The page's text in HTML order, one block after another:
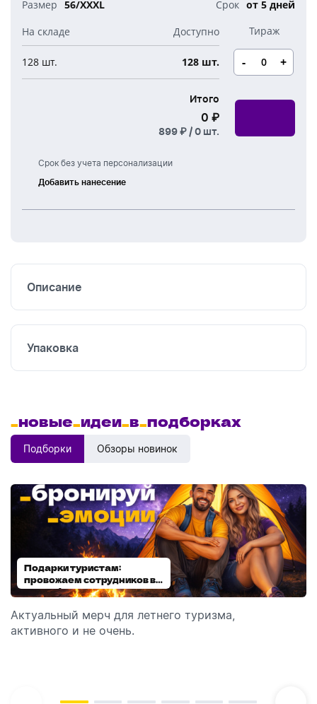
56/XXXL от 5 дней
128 шт. 128 шт. - +
Срок без учета персонализации
Добавить нанесение
Шелкография
Итого
0 ₽
899 ₽ /0 шт.
Описание
Упаковка
_новые_идеи_в_подборках
Подборки Обзоры новинок
Подарки туристам:
провожаем сотрудников в
отпуск!
Актуальный мерч для летнего туризма,
активного и не очень.
Диспенсеры для мыла:
выбираем модель
Обзор автоматических диспенсеров для мыла,
которые идеально подходят для брендирования.